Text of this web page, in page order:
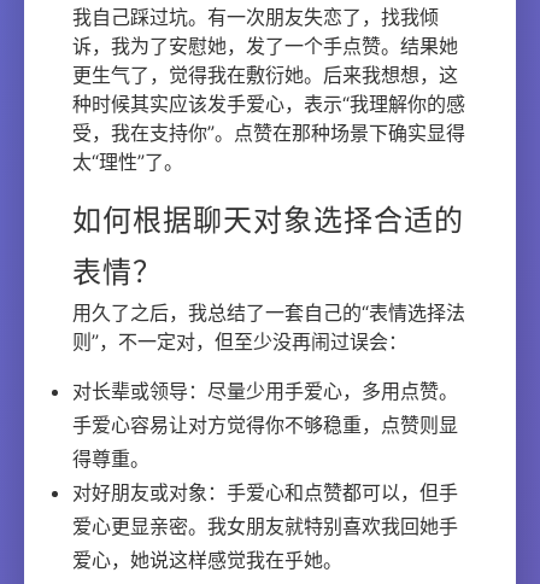
我自己踩过坑。有一次朋友失恋了，找我倾
诉，我为了安慰她，发了一个手点赞。结果她
更生气了，觉得我在敷衍她。后来我想想，这
种时候其实应该发手爱心，表示“我理解你的感
受，我在支持你”。点赞在那种场景下确实显得
太“理性”了。
如何根据聊天对象选择合适的
表情？
用久了之后，我总结了一套自己的“表情选择法
则”，不一定对，但至少没再闹过误会：
对长辈或领导：尽量少用手爱心，多用点赞。
手爱心容易让对方觉得你不够稳重，点赞则显
得尊重。
对好朋友或对象：手爱心和点赞都可以，但手
爱心更显亲密。我女朋友就特别喜欢我回她手
爱心，她说这样感觉我在乎她。